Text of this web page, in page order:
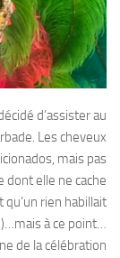
d’assister au
Les cheveux
mais pas
elle ne cache
rien habillait
à ce point…
de la célébration